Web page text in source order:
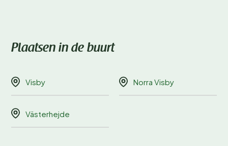
Plaatsen in de buurt
Visby Norra Visby
Västerhejde